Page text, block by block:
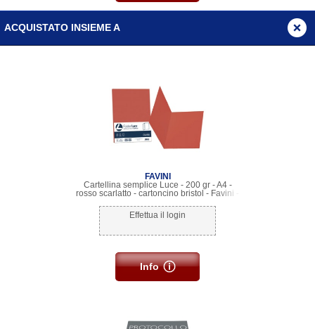
ACQUISTATO INSIEME A
FAVINI
Cartellina semplice Luce - 200 gr - A4 -
rosso scarlatto - cartoncino bristol - Favini -
Effettua il login
Info